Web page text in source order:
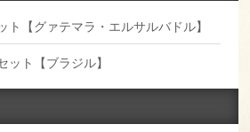
ト【グァテマラ・エルサルバドル】
ット【ブラジル】